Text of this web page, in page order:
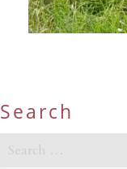
Search
for: